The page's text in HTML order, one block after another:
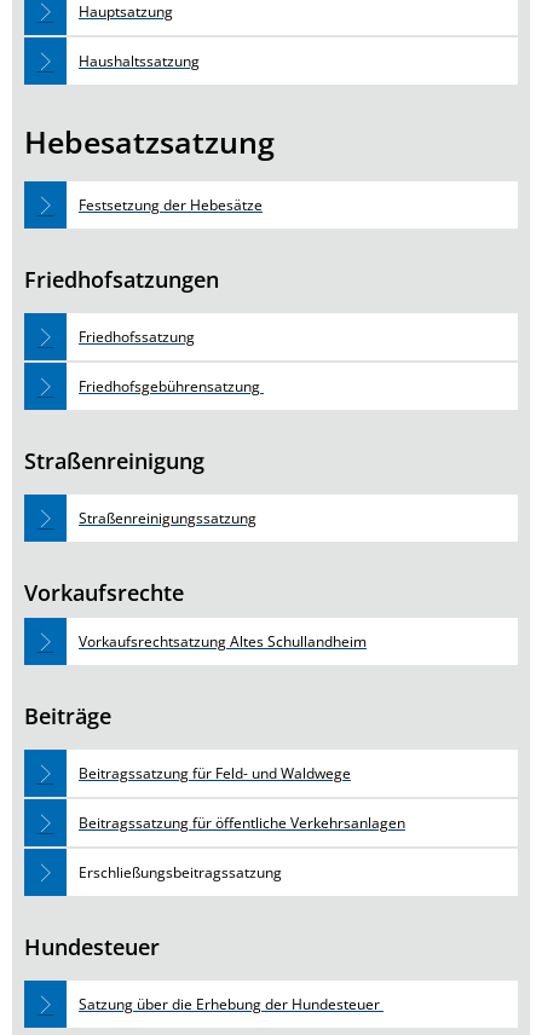
Hauptsatzung
Haushaltssatzung
Hebesatzsatzung
Festsetzung der Hebesätze
Friedhofsatzungen
Friedhofssatzung
Friedhofsgebührensatzung
Straßenreinigung
Straßenreinigungssatzung
Vorkaufsrechte
Vorkaufsrechtsatzung Altes Schullandheim
Beiträge
Beitragssatzung für Feld- und Waldwege
Beitragssatzung für öffentliche Verkehrsanlagen
Erschließungsbeitragssatzung
Hundesteuer
Satzung über die Erhebung der Hundesteuer